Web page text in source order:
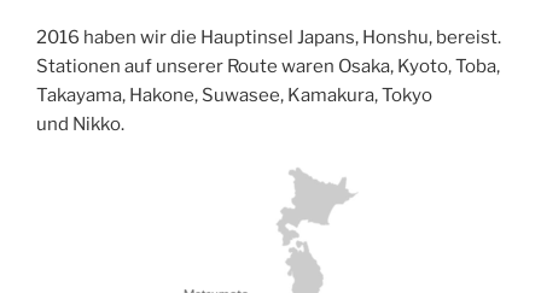
2016 haben wir die Hauptinsel Japans, Honshu, bereist.
Stationen auf unserer Route waren Osaka, Kyoto, Toba,
Takayama, Hakone, Suwasee, Kamakura, Tokyo
und Nikko.